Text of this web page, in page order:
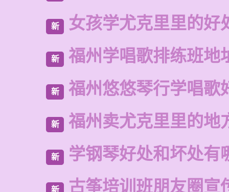
新 女孩学尤克里里的好
新 福州学唱歌排练班地
新 福州悠悠琴行学唱歌
新 福州卖尤克里里的地
新 学钢琴好处和坏处有
新 古筝培训班朋友圈宣